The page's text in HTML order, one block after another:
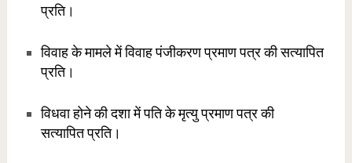
प्रति।
विवाह के मामले में विवाह पंजीकरण प्रमाण पत्र की सत्यापित
प्रति।
विधवा होने की दशा में पति के मृत्यु प्रमाण पत्र की
सत्यापितप्रति।